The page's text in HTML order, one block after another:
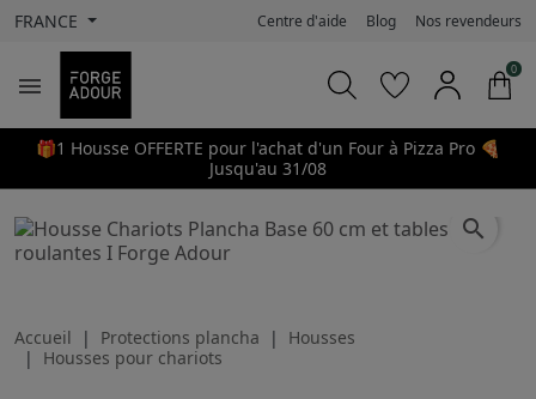
FRANCE Centre d'aide Blog Nos revendeurs

0
🎁1 Housse OFFERTE pour l'achat d'un Four à Pizza Pro 🍕
Jusqu'au 31/08
search
Accueil Protections plancha
Housses
Housses pour chariots